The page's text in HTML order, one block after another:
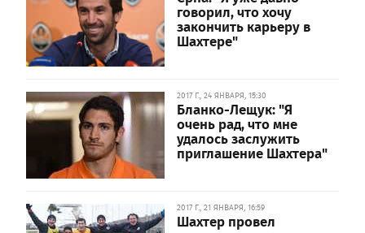
говорил, что хочу
закончить карьеру в
Шахтере"
2017 Г., 24 ЯНВАРЯ, 15:30
Бланко-Лещук: "Я
очень рад, что мне
удалось заслужить
приглашение Шахтера"
2017 Г., 21 ЯНВАРЯ, 16:59
Шахтер провел